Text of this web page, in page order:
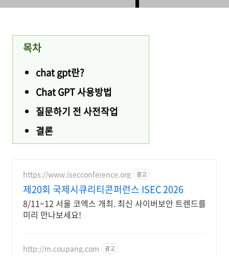
목차
chat gpt란?
Chat GPT 사용방법
질문하기 전 사전작업
결론
https://www.isecconference.org 광고
제20회 국제시큐리티콘퍼런스 ISEC 2026
8/11~12 서울 코엑스 개최. 최신 사이버보안 트렌드를
미리 만나보세요!
http://m.coupang.com 광고